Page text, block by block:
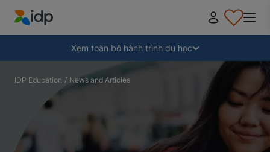
IDP Education
Xem toàn bộ hành trình du học
Tại sao nên đi du học?
Học ở đâu và học ngành gì?
Thu gọn
IDP Education / News and Articles